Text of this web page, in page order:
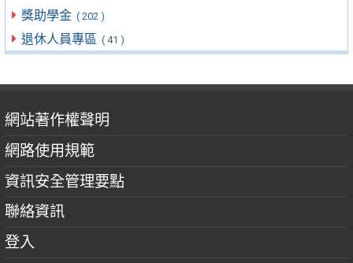
獎助學金 ( 202 )
退休人員專區 ( 41 )
網站著作權聲明
網路使用規範
資訊安全管理要點
聯絡資訊
登入